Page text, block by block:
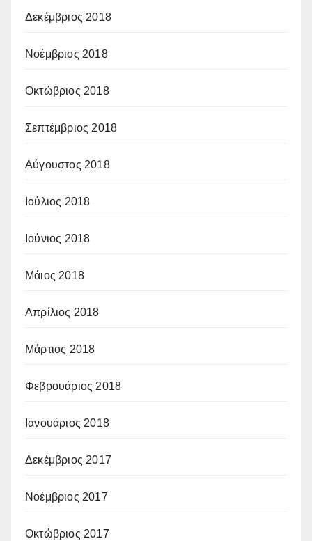
Δεκέμβριος 2018
Νοέμβριος 2018
Οκτώβριος 2018
Σεπτέμβριος 2018
Αύγουστος 2018
Ιούλιος 2018
Ιούνιος 2018
Μάιος 2018
Απρίλιος 2018
Μάρτιος 2018
Φεβρουάριος 2018
Ιανουάριος 2018
Δεκέμβριος 2017
Νοέμβριος 2017
Οκτώβριος 2017